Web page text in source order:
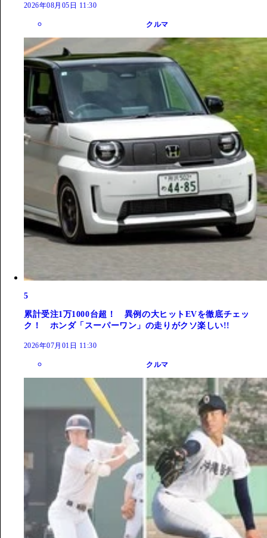
2026年08月05日 11:30
クルマ
5
累計受注1万1000台超！ 異例の大ヒットEVを徹底チェッ
ク！ ホンダ「スーパーワン」の走りがクソ楽しい!!
2026年07月01日 11:30
クルマ